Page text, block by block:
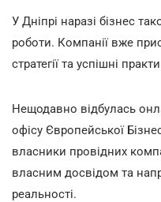
У Дніпрі наразі бізнес
роботи. Компанії вже
стратегії та успішні
Нещодавно відбулась
офісу Європейської
власники провідних
власним досвідом та
реальності.